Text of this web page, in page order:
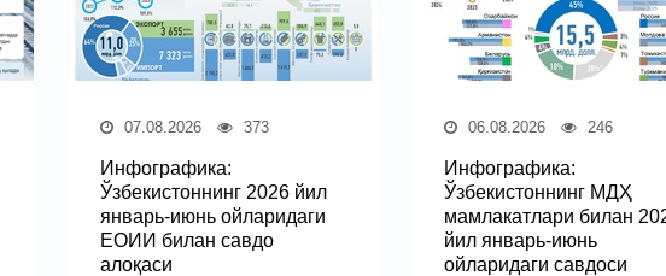
07.08.2026 373
Инфографика:
Ўзбекистоннинг 2026 йил
январь-июнь ойларидаги
ЕОИИ билан савдо
алоқаси
06.08.2026 246
Инфографика:
Ўзбекистоннинг МДҲ
мамлакатлари билан
йил январь-июнь
ойларидаги савдоси